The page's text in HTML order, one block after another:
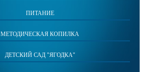
ПИТАНИЕ
МЕТОДИЧЕСКАЯ КОПИЛКА
ДЕТСКИЙ САД "ЯГОДКА"